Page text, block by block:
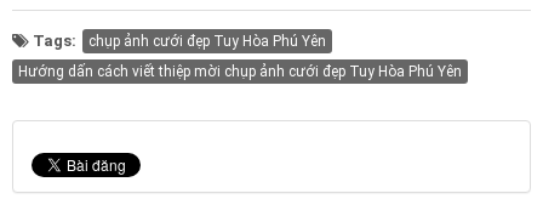
Tags:
chụp ảnh cưới đẹp Tuy Hòa Phú Yên
Hướng dấn cách viết thiệp mời chụp ảnh cưới đẹp Tuy Hòa Phú Yên